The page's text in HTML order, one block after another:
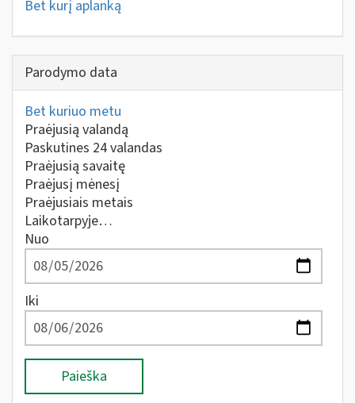
Bet kurį aplanką
Parodymo data
Bet kuriuo metu
Praėjusią valandą
Paskutines 24 valandas
Praėjusią savaitę
Praėjusį mėnesį
Praėjusiais metais
Laikotarpyje…
Nuo
Iki
Paieška